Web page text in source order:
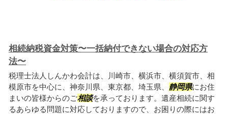
相続納税資金対策〜一括納付できない場合の対応方
法〜
税理士法人しんかわ会計は、川崎市、横浜市、横須賀市、相
模原市を中心に、神奈川県、東京都、埼玉県、 静岡県にお住
まいの皆様からのご相談を承っております。遺産相続に関す
るあらゆる問題に対応しておりますので、お困りの際にはお